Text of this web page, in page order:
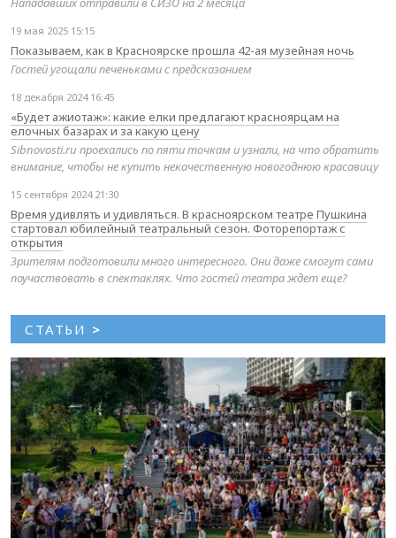
19 мая 2025 15:15
Показываем, как в Красноярске прошла 42-ая музейная ночь
Гостей угощали печеньками с предсказанием
18 декабря 2024 16:45
«Будет ажиотаж»: какие елки предлагают красноярцам на
елочных базарах и за какую цену
Sibnovosti.ru проехались по пяти точкам и узнали, на что обратить
внимание, чтобы не купить некачественную новогоднюю красавицу
15 сентября 2024 21:30
Время удивлять и удивляться. В красноярском театре Пушкина
стартовал юбилейный театральный сезон. Фоторепортаж с
открытия
Зрителям подготовили много интересного. Они даже смогут сами
поучаствовать в спектаклях. Что гостей театра ждет еще?
СТАТЬИ >